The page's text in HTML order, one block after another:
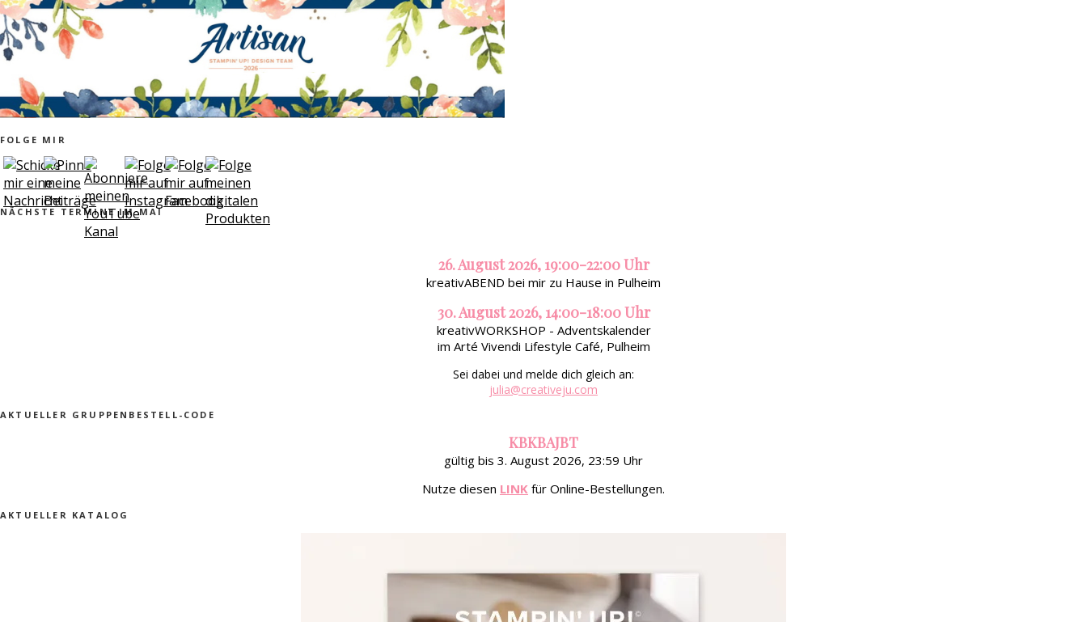
FOLGE MIR
NÄCHSTE TERMINE IM MAI
26. August 2026, 19:00-22:00 Uhr
kreativABEND bei mir zu Hause in Pulheim
30. August 2026, 14:00-18:00 Uhr
kreativWORKSHOP - Adventskalender
im Arté Vivendi Lifestyle Café, Pulheim
Sei dabei und melde dich gleich an:
julia@creativeju.com
AKTUELLER GRUPPENBESTELL-CODE
KBKBAJBT
gültig bis 3. August 2026, 23:59 Uhr
Nutze diesen LINK für Online-Bestellungen.
AKTUELLER KATALOG